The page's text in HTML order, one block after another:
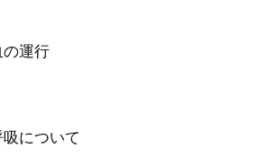
の運行
吸について